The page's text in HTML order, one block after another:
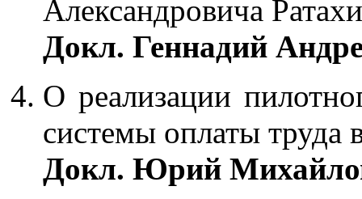
Александровича
Докл. Геннадий
О реализации
системы оплаты труда
Докл. Юрий